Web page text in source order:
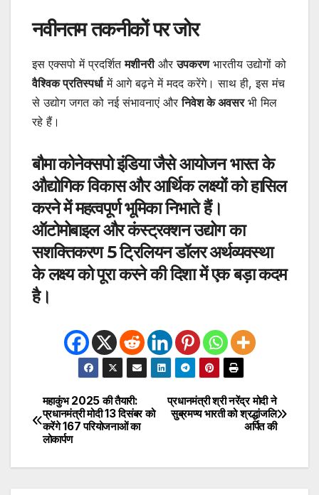
नवीनतम तकनीकों पर जोर
इस एक्सपो में प्रदर्शितमशीनरीऔरउपकरणभारतीय उद्योगों को
वैश्विक प्रतिस्पर्धामें आगे बढ़ने में मदद करेंगे। साथ ही, इस मंच
से उद्योग जगत को नई संभावनाएं औरनिवेश के अवसरभी मिल
रहे हैं।
बौमा कोनेक्सपो इंडियाजैसे आयोजन भारत के
औद्योगिक विकासऔरआर्थिक लक्ष्योंको हासिल
करने में महत्वपूर्ण भूमिका निभाते हैं।
ऑटोमोबाइल और कंस्ट्रक्शन उद्योग का
सशक्तिकरण5 ट्रिलियन डॉलर अर्थव्यवस्था
के लक्ष्य को पूरा करने की दिशा में एक बड़ा कदम
है।
Post
navigation
प्रधानमंत्री श्री नरेंद्र मोदी ने
सुब्रमण्य भारती को श्रद्धांजलि
अर्पित की
महाकुंभ 2025 की तैयारी:
प्रधानमंत्री मोदी 13 दिसंबर को
करेंगे 167 परियोजनाओं का
लोकार्पण